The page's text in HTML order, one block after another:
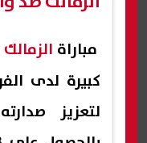
مباراة الزمالك
كبيرة لدى
لتعزيز